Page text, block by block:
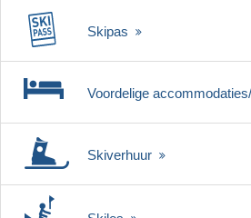
Skipas
Voordelige
Skiverhuur